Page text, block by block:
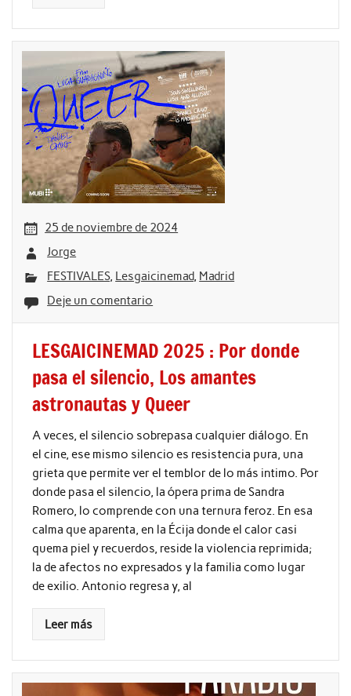
25 de noviembre de 2024
Jorge
FESTIVALES, Lesgaicinemad, Madrid
Deje un comentario
LESGAICINEMAD 2025 : Por donde
pasa el silencio, Los amantes
astronautas y Queer
A veces, el silencio sobrepasa cualquier diálogo. En
el cine, ese mismo silencio es resistencia pura, una
grieta que permite ver el temblor de lo más intimo. Por
donde pasa el silencio, la ópera prima de Sandra
Romero, lo comprende con una ternura feroz. En esa
calma que aparenta, en la Écija donde el calor casi
quema piel y recuerdos, reside la violencia reprimida;
la de afectos no expresados y la familia como lugar
de exilio. Antonio regresa y, al
Leer más